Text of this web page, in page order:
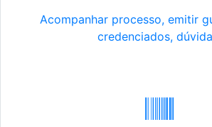
Acompanhar processo, emitir
credenciados,